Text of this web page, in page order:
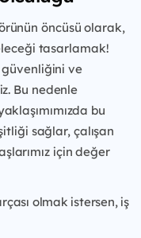
öncüsü olarak,
tasarlamak!
güvenliğini ve
Bu nedenle
bu
sağlar, çalışan
için değer
olmak istersen, iş